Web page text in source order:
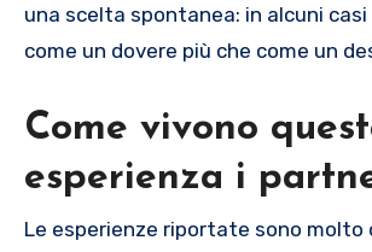
una scelta spontanea: in alcuni
come un dovere più che come un
Come vivono
esperienza i
Le esperienze riportate sono molto